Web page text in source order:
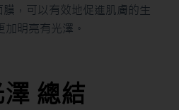
，可以有效地促進肌膚的生
明亮有光澤。
總結